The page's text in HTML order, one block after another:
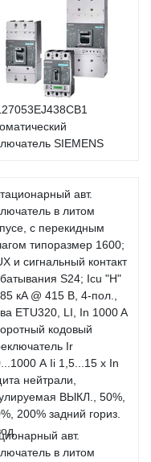
SIEMENS
авт.
в литом